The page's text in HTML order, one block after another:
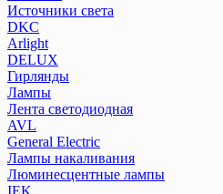
Источники света
DKC
Arlight
DELUX
Гирлянды
Лампы
Лента светодиодная
AVL
General Electric
Лампы накаливания
Люминесцентные лампы
IEK